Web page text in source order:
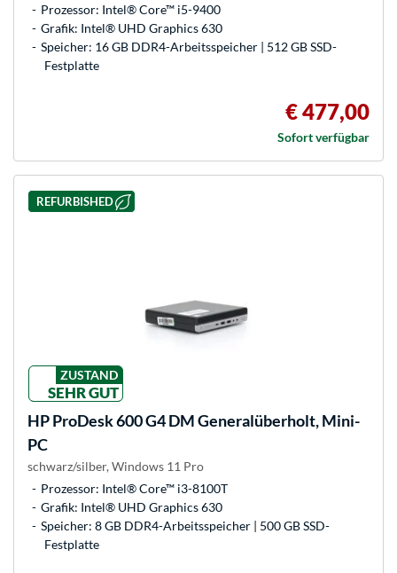
Prozessor: Intel® Core™ i5-9400
Grafik: Intel® UHD Graphics 630
Speicher: 16 GB DDR4-Arbeitsspeicher | 512 GB SSD-
Festplatte
€ 477,00
Sofort verfügbar
REFURBISHED
ZUSTAND
SEHR GUT
HPProDesk 600 G4 DM Generalüberholt, Mini-
PC
schwarz/silber, Windows 11 Pro
Prozessor: Intel® Core™ i3-8100T
Grafik: Intel® UHD Graphics 630
Speicher: 8 GB DDR4-Arbeitsspeicher | 500 GB SSD-
Festplatte